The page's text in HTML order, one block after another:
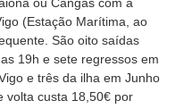
ou Cangas com a
(Estação Marítima, ao
São oito saídas
19h e sete regressos em
e três da ilha em Junho
volta custa 18,50€ por